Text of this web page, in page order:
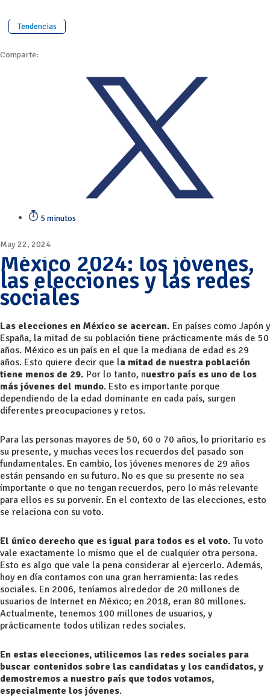
Tendencias
Comparte:
5 minutos
May 22, 2024
México 2024: los jóvenes,
las elecciones y las redes
sociales
Las elecciones en México se acercan. En países como Japón y
España, la mitad de su población tiene prácticamente más de 50
años. México es un país en el que la mediana de edad es 29
años. Esto quiere decir que la mitad de nuestra población
tiene menos de 29. Por lo tanto, nuestro país es uno de los
más jóvenes del mundo. Esto es importante porque
dependiendo de la edad dominante en cada país, surgen
diferentes preocupaciones y retos.
Para las personas mayores de 50, 60 o 70 años, lo prioritario es
su presente, y muchas veces los recuerdos del pasado son
fundamentales. En cambio, los jóvenes menores de 29 años
están pensando en su futuro. No es que su presente no sea
importante o que no tengan recuerdos, pero lo más relevante
para ellos es su porvenir. En el contexto de las elecciones, esto
se relaciona con su voto.
El único derecho que es igual para todos es el voto. Tu voto
vale exactamente lo mismo que el de cualquier otra persona.
Esto es algo que vale la pena considerar al ejercerlo. Además,
hoy en día contamos con una gran herramienta: las redes
sociales. En 2006, teníamos alrededor de 20 millones de
usuarios de Internet en México; en 2018, eran 80 millones.
Actualmente, tenemos 100 millones de usuarios, y
prácticamente todos utilizan redes sociales.
En estas elecciones, utilicemos las redes sociales para
buscar contenidos sobre las candidatas y los candidatos, y
demostremos a nuestro país que todos votamos,
especialmente los jóvenes.